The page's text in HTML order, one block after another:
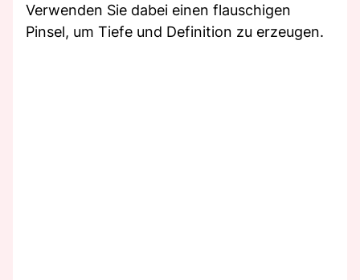
Verwenden Sie dabei einen flauschigen
Pinsel, um Tiefe und Definition zu erzeugen.